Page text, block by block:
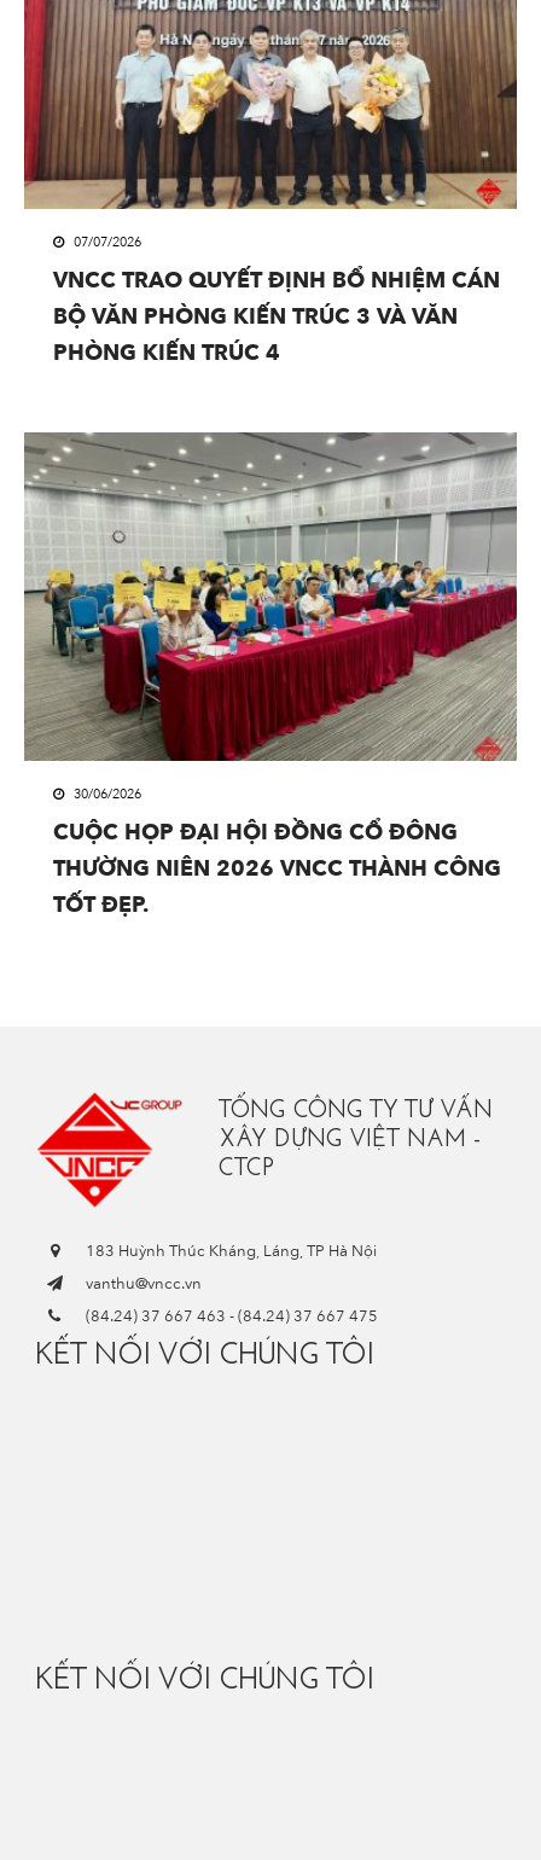
07/07/2026
VNCC TRAO QUYẾT ĐỊNH BỔ NHIỆM CÁN
BỘ VĂN PHÒNG KIẾN TRÚC 3 VÀ VĂN
PHÒNG KIẾN TRÚC 4
30/06/2026
CUỘC HỌP ĐẠI HỘI ĐỒNG CỔ ĐÔNG
THƯỜNG NIÊN 2026 VNCC THÀNH CÔNG
TỐT ĐẸP.
TỔNG CÔNG TY TƯ VẤN
XÂY DỰNG VIỆT NAM -
CTCP
183 Huỳnh Thúc Kháng, Láng, TP Hà Nội
vanthu@vncc.vn
(84.24) 37 667 463 -(84.24) 37 667 475
KẾT NỐI VỚI CHÚNG TÔI
KẾT NỐI VỚI CHÚNG TÔI